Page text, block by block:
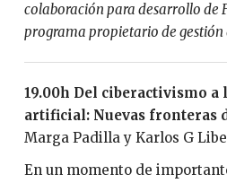
colaboración para desarrollo de
programa propietario de gestión
19.00h Del ciberactivismo
artificial: Nuevas fronteras
Marga Padilla y Karlos G
En un momento de